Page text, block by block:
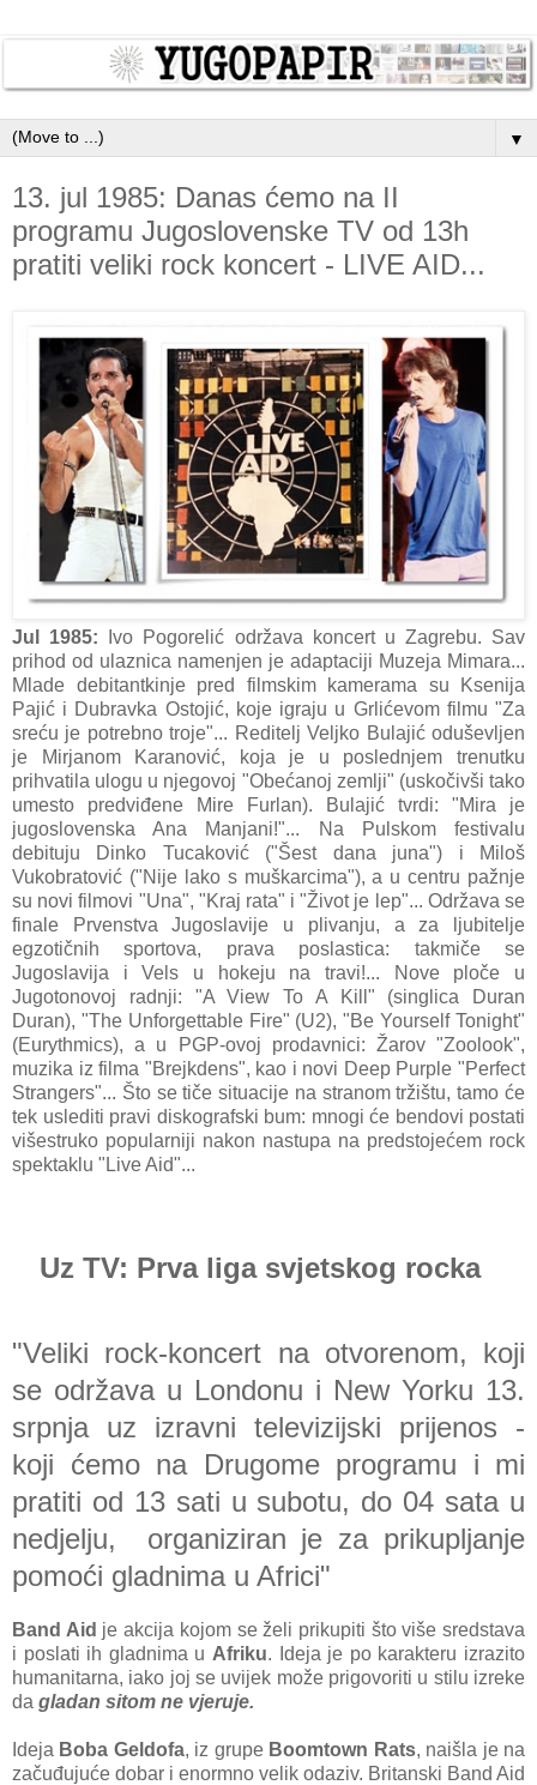
▼
13. jul 1985: Danas ćemo na II
programu Jugoslovenske TV od 13h
pratiti veliki rock koncert - LIVE AID...
Jul 1985:
Ivo Pogorelić održava koncert u Zagrebu. Sav
prihod od ulaznica namenjen je adaptaciji Muzeja Mimara...
Mlade debitantkinje pred filmskim kamerama su Ksenija
Pajić i Dubravka Ostojić, koje igraju u Grlićevom filmu "Za
sreću je potrebno troje"... Reditelj Veljko Bulajić oduševljen
je Mirjanom Karanović, koja je u poslednjem trenutku
prihvatila ulogu u njegovoj "Obećanoj zemlji" (uskočivši tako
umesto predviđene Mire Furlan). Bulajić tvrdi: "Mira je
jugoslovenska Ana Manjani!"... Na Pulskom festivalu
debituju Dinko Tucaković ("Šest dana juna") i Miloš
Vukobratović ("Nije lako s muškarcima"), a u centru pažnje
su novi filmovi "Una", "Kraj rata" i "Život je lep"... Održava se
finale Prvenstva Jugoslavije u plivanju, a za ljubitelje
egzotičnih sportova, prava poslastica: takmiče se
Jugoslavija i Vels u hokeju na travi!... Nove ploče u
Jugotonovoj radnji: "A View To A Kill" (singlica Duran
Duran), "The Unforgettable Fire" (U2), "Be Yourself Tonight"
(Eurythmics), a u PGP-ovoj prodavnici: Žarov "Zoolook",
muzika iz filma "Brejkdens", kao i novi Deep Purple "Perfect
Strangers"... Što se tiče situacije na stranom tržištu, tamo će
tek uslediti pravi diskografski bum: mnogi će bendovi postati
višestruko popularniji nakon nastupa na predstojećem rock
spektaklu "Live Aid"...
Uz TV: Prva liga svjetskog rocka
"Veliki rock-koncert na otvorenom, koji
se održava u Londonu i New Yorku 13.
srpnja uz izravni televizijski prijenos -
koji ćemo na Drugome programu i mi
pratiti od 13 sati u subotu, do 04 sata u
nedjelju, organiziran je za prikupljanje
pomoći gladnima u Africi"
Band Aid je akcija kojom se želi prikupiti što više sredstava
i poslati ih gladnima u Afriku. Ideja je po karakteru izrazito
humanitarna, iako joj se uvijek može prigovoriti u stilu izreke
da gladan sitom ne vjeruje.
Ideja Boba Geldofa, iz grupe Boomtown Rats, naišla je na
začuđujuće dobar i enormno velik odaziv. Britanski Band Aid